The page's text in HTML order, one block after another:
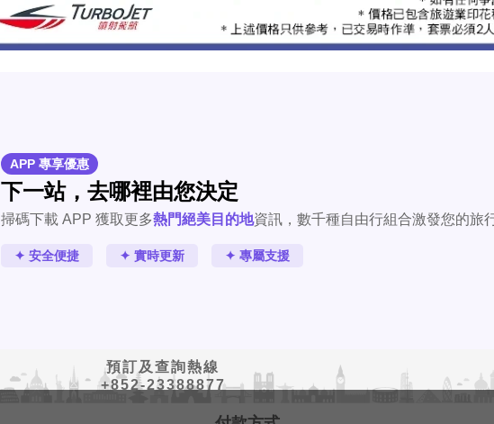
APP 專享優惠
下一站，去哪裡由您決定
掃碼下載 APP 獲取更多熱門絕美目的地資訊，數千種自由行組合激發您的旅
✦ 安全便捷 ✦ 實時更新 ✦ 專屬支援
預訂及查詢熱線
+852-23388877